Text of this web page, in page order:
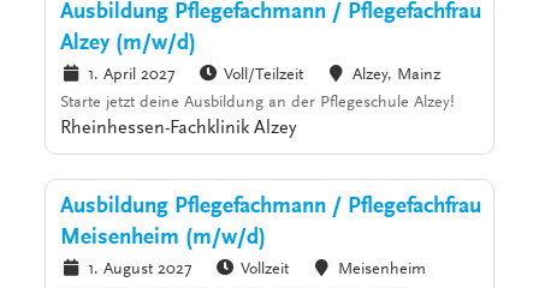
Ausbildung Pflegefachmann / Pflegefachfrau
Alzey (m/w/d)
1. April 2027 Voll/Teilzeit
Alzey, Mainz
Starte jetzt deine Ausbildung an der Pflegeschule Alzey!
Rheinhessen-Fachklinik Alzey
Ausbildung Pflegefachmann / Pflegefachfrau
Meisenheim (m/w/d)
1. August 2027 Vollzeit
Meisenheim